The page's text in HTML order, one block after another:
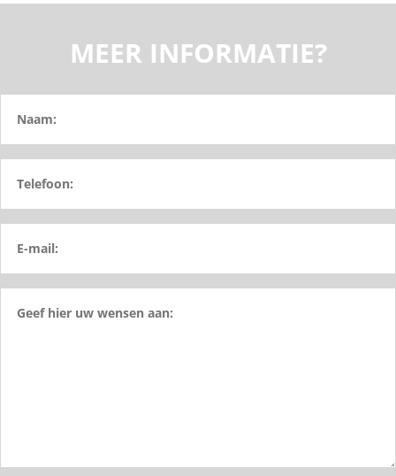
MEER INFORMATIE?